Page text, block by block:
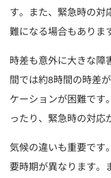
す。また、緊急時の対
難になる場合もありま
時差も意外に大きな障
間では約8時間の時差
ケーションが困難です
ったり、緊急時の対応
気候の違いも重要です
要時期が異なります。